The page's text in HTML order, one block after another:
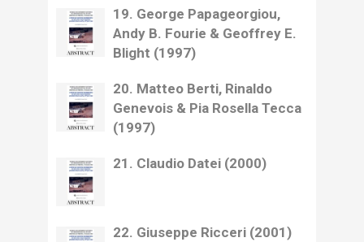
19. George Papageorgiou,
Andy B. Fourie & Geoffrey E.
Blight (1997)
20. Matteo Berti, Rinaldo
Genevois & Pia Rosella Tecca
(1997)
21. Claudio Datei (2000)
22. Giuseppe Ricceri (2001)